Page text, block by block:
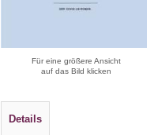
Für eine größere Ansicht
auf das Bild klicken
Details